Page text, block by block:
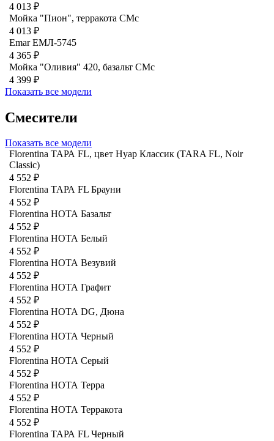
4 013 ₽
Мойка "Пион", терракота CMc
4 013 ₽
Emar ЕМЛ-5745
4 365 ₽
Мойка "Оливия" 420, базальт СМс
4 399 ₽
Показать все модели
Смесители
Показать все модели
Florentina ТАРА FL, цвет Нуар Классик (TARA FL, Noir
Classic)
4 552 ₽
Florentina ТАРА FL Брауни
4 552 ₽
Florentina НОТА Базальт
4 552 ₽
Florentina НОТА Белый
4 552 ₽
Florentina НОТА Везувий
4 552 ₽
Florentina НОТА Графит
4 552 ₽
Florentina НОТА DG, Дюна
4 552 ₽
Florentina НОТА Черный
4 552 ₽
Florentina НОТА Серый
4 552 ₽
Florentina НОТА Терра
4 552 ₽
Florentina НОТА Терракота
4 552 ₽
Florentina ТАРА FL Черный